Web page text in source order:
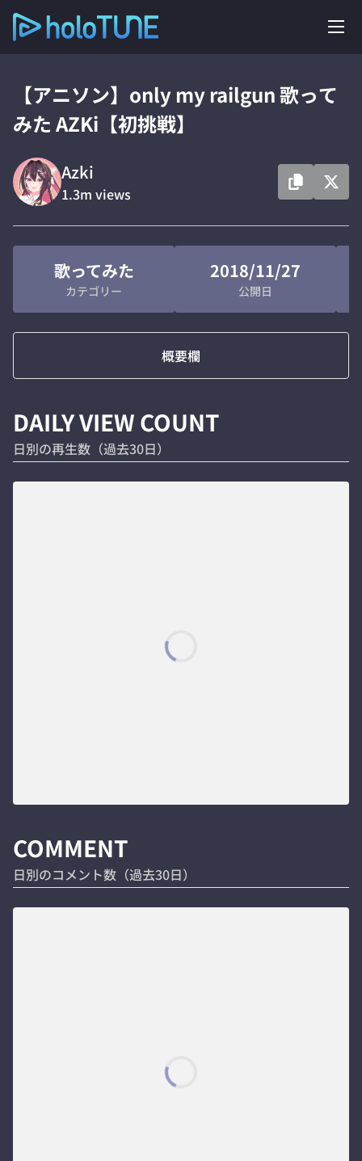
【アニソン】only my railgun 歌って
みた AZKi【初挑戦】
Azki
1.3m views
歌ってみた
カテゴリー
2018/11/27
公開日
概要欄
DAILY VIEW COUNT
日別の再生数（過去30日）
COMMENT
日別のコメント数（過去30日）